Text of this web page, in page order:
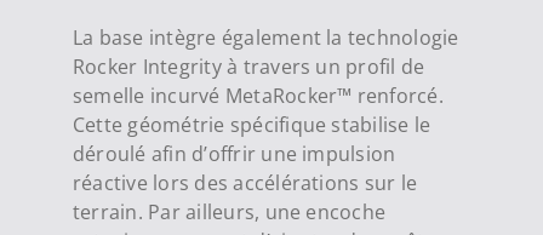
La base intègre également la technologie
Rocker Integrity à travers un profil de
semelle incurvé MetaRocker™ renforcé.
Cette géométrie spécifique stabilise le
déroulé afin d’offrir une impulsion
réactive lors des accélérations sur le
terrain. Par ailleurs, une encoche